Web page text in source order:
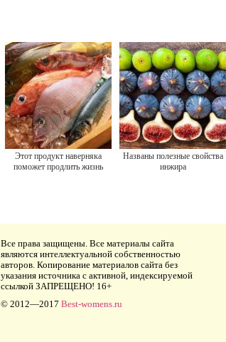
Этот продукт наверняка
поможет продлить жизнь
Названы полезные свойства
инжира
Все права защищены. Все материалы сайта
являются интеллектуальной собственностью
авторов. Копирование материалов сайта без
указания источника с активной, индексируемой
ссылкой ЗАПРЕЩЕНО! 16+
© 2012—2017 Best-womens.ru